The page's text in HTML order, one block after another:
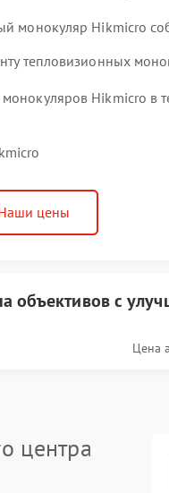
монокуляр Hikmicro
тепловизионных
Hikmicro в
цены
объективов с
Цена
центра